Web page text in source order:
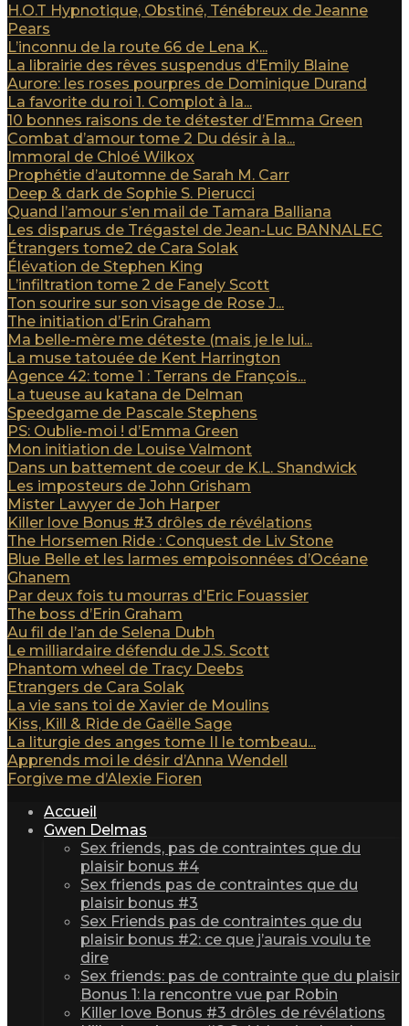
H.O.T Hypnotique, Obstiné, Ténébreux de Jeanne
Pears
L’inconnu de la route 66 de Lena K...
La librairie des rêves suspendus d’Emily Blaine
Aurore: les roses pourpres de Dominique Durand
La favorite du roi 1. Complot à la...
10 bonnes raisons de te détester d’Emma Green
Combat d’amour tome 2 Du désir à la...
Immoral de Chloé Wilkox
Prophétie d’automne de Sarah M. Carr
Deep & dark de Sophie S. Pierucci
Quand l’amour s’en mail de Tamara Balliana
Les disparus de Trégastel de Jean-Luc BANNALEC
Étrangers tome2 de Cara Solak
Élévation de Stephen King
L’infiltration tome 2 de Fanely Scott
Ton sourire sur son visage de Rose J...
The initiation d’Erin Graham
Ma belle-mère me déteste (mais je le lui...
La muse tatouée de Kent Harrington
Agence 42: tome 1 : Terrans de François...
La tueuse au katana de Delman
Speedgame de Pascale Stephens
PS: Oublie-moi ! d’Emma Green
Mon initiation de Louise Valmont
Dans un battement de coeur de K.L. Shandwick
Les imposteurs de John Grisham
Mister Lawyer de Joh Harper
Killer love Bonus #3 drôles de révélations
The Horsemen Ride : Conquest de Liv Stone
Blue Belle et les larmes empoisonnées d’Océane
Ghanem
Par deux fois tu mourras d’Eric Fouassier
The boss d’Erin Graham
Au fil de l’an de Selena Dubh
Le milliardaire défendu de J.S. Scott
Phantom wheel de Tracy Deebs
Etrangers de Cara Solak
La vie sans toi de Xavier de Moulins
Kiss, Kill & Ride de Gaëlle Sage
La liturgie des anges tome II le tombeau...
Apprends moi le désir d’Anna Wendell
Forgive me d’Alexie Fioren
Accueil
Gwen Delmas
Sex friends, pas de contraintes que du
plaisir bonus #4
Sex friends pas de contraintes que du
plaisir bonus #3
Sex Friends pas de contraintes que du
plaisir bonus #2: ce que j’aurais voulu te
dire
Sex friends: pas de contrainte que du plaisir
Bonus 1: la rencontre vue par Robin
Killer love Bonus #3 drôles de révélations